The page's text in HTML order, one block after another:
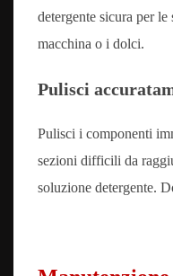
detergente sicura per
macchina o i dolci.
Pulisci
Pulisci i componenti
sezioni difficili da
soluzione detergente.